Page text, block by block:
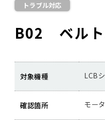
トラブル対応
B02 ベルト
対象機種 LCB
確認箇所 モー